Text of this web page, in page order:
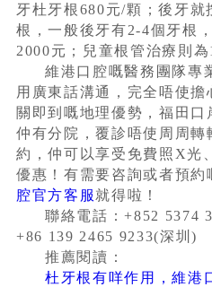
牙杜牙根680元/顆；後牙
根，一般後牙有2-4個牙根
2000元；兒童根管治療則為
維港口腔嘅醫務團隊專
用廣東話溝通，完全唔使
關即到嘅地理優勢，福田口
仲有分院，覆診唔使周周
約，仲可以享受免費照X光
優惠！有需要咨詢或者預約
腔官方客服 就得啦！
聯絡電話：+852 5374
+86 139 2465 9233(深圳)
推薦閱讀：
杜牙根有咩作用，維港